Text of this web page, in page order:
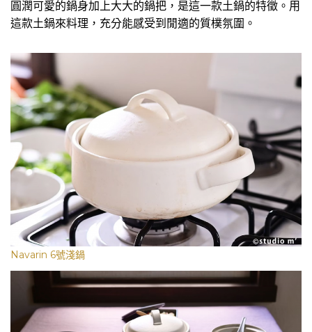
圓潤可愛的鍋身加上大大的鍋把，是這一款土鍋的特徵。用
這款土鍋來料理，充分能感受到閒適的質樸氛圍。
Navarin 6號淺鍋